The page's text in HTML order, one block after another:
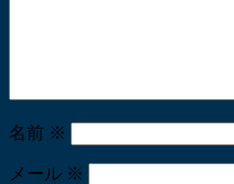
名前 ※
メール ※